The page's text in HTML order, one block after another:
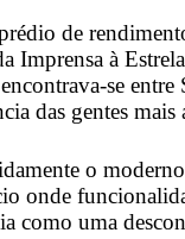
de
Imprensa à
se
das gentes mais
o
onde
como uma